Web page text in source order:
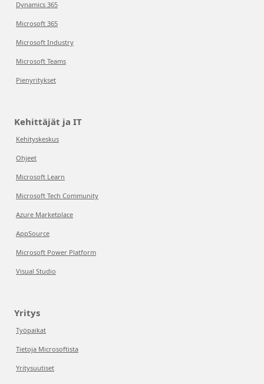
Dynamics 365
Microsoft 365
Microsoft Industry
Microsoft Teams
Pienyritykset
Kehittäjät ja IT
Kehityskeskus
Ohjeet
Microsoft Learn
Microsoft Tech Community
Azure Marketplace
AppSource
Microsoft Power Platform
Visual Studio
Yritys
Työpaikat
Tietoja Microsoftista
Yritysuutiset